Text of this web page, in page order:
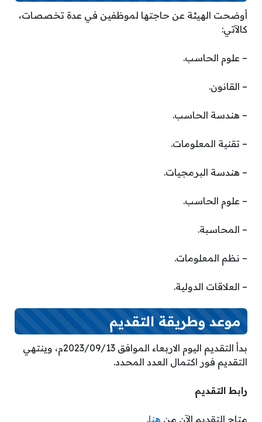
أوضحت الهيئة عن حاجتها لموظفين في عدة تخصصات،
كالآتي:
– علوم الحاسب.
– القانون.
– هندسة الحاسب.
– تقنية المعلومات.
– هندسة البرمجيات.
– علوم الحاسب.
– المحاسبة.
– نظم المعلومات.
– العلاقات الدولية.
موعد وطريقة التقديم
بدأ التقديم اليوم الاربعاء الموافق 2023/09/13م، وينتهي
التقديم فور اكتمال العدد المحدد.
رابط التقديم
متاح التقديم الآن من هنا.